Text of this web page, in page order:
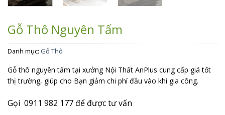
Gỗ Thô Nguyên Tấm
Danh mục: Gỗ Thô
Gỗ thô nguyên tấm tại xưởng Nội Thất AnPlus cung cấp giá tốt
thị trường, giúp cho Bạn giảm chi phí đầu vào khi gia công.
Gọi 0911 982 177 để được tư vấn